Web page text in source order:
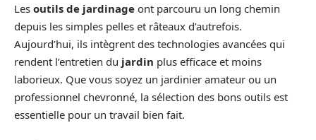
Les outils de jardinage ont parcouru un long chemin
depuis les simples pelles et râteaux d’autrefois.
Aujourd’hui, ils intègrent des technologies avancées qui
rendent l’entretien du jardin plus efficace et moins
laborieux. Que vous soyez un jardinier amateur ou un
professionnel chevronné, la sélection des bons outils est
essentielle pour un travail bien fait.